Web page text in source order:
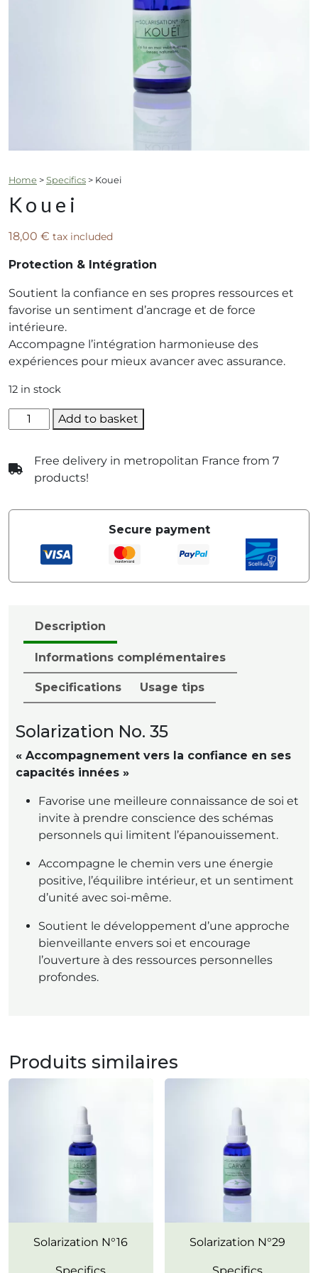
Home > Specifics > Kouei
Kouei
18,00 € tax included
Protection & Intégration
Soutient la confiance en ses propres ressources et
favorise un sentiment d’ancrage et de force
intérieure.
Accompagne l’intégration harmonieuse des
expériences pour mieux avancer avec assurance.
12 in stock
quantité
de
Add to basket
Free delivery in metropolitan France from 7
products!
Secure payment
Description
Informations complémentaires
Specifications Usage tips
Solarization No. 35
« Accompagnement vers la confiance en ses
capacités innées »
Favorise une meilleure connaissance de soi et
invite à prendre conscience des schémas
personnels qui limitent l’épanouissement.
Accompagne le chemin vers une énergie
positive, l’équilibre intérieur, et un sentiment
d’unité avec soi-même.
Soutient le développement d’une approche
bienveillante envers soi et encourage
l’ouverture à des ressources personnelles
profondes.
Produits similaires
Trust, openness:
et accueillir ses émotions
Solarization N°16
Sérénité, Paix du cœur &
Solarization N°29